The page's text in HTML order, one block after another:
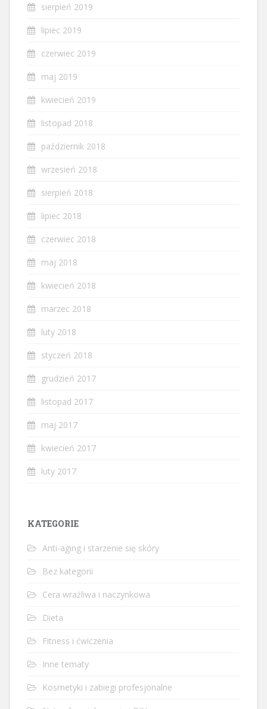
sierpień 2019
lipiec 2019
czerwiec 2019
maj 2019
kwiecień 2019
listopad 2018
październik 2018
wrzesień 2018
sierpień 2018
lipiec 2018
czerwiec 2018
maj 2018
kwiecień 2018
marzec 2018
luty 2018
styczeń 2018
grudzień 2017
listopad 2017
maj 2017
kwiecień 2017
luty 2017
KATEGORIE
Anti-aging i starzenie się skóry
Bez kategorii
Cera wrażliwa i naczynkowa
Dieta
Fitness i ćwiczenia
Inne tematy
Kosmetyki i zabiegi profesjonalne